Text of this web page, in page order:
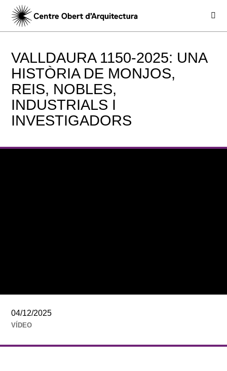
VALLDAURA 1150-2025: UNA
HISTÒRIA DE MONJOS,
REIS, NOBLES,
INDUSTRIALS I
INVESTIGADORS
04/12/2025
VÍDEO